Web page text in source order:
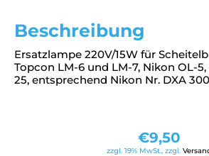
Beschreibung
Ersatzlampe 220V/15W für
Topcon LM-6 und LM-7, Nikon OL-
25, entsprechend Nikon Nr. DXA
€9,50
zzgl. 19% MwSt., zzgl.